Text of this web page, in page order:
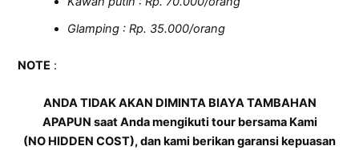
Glamping : Rp. 35.000/orang
NOTE :
ANDA TIDAK AKAN DIMINTA BIAYA TAMBAHAN
APAPUN saat Anda mengikuti tour bersama Kami
(NO HIDDEN COST), dan kami berikan garansi kepuasan